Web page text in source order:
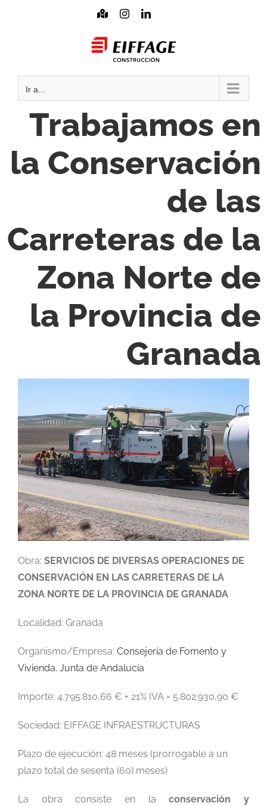
MapaInstagramLinkedIn
Ir a...
Trabajamos en
la Conservación
de las
Carreteras de la
Zona Norte de
la Provincia de
Granada
Obra: SERVICIOS DE DIVERSAS OPERACIONES DE
CONSERVACIÓN EN LAS CARRETERAS DE LA
ZONA NORTE DE LA PROVINCIA DE GRANADA
Localidad: Granada
Organismo/Empresa: Consejería de Fomento y
Vivienda. Junta de Andalucía
Importe: 4.795.810,66 € + 21% IVA = 5.802.930,90 €
Sociedad: EIFFAGE INFRAESTRUCTURAS
Plazo de ejecución: 48 meses (prorrogable a un
plazo total de sesenta (60) meses)
La obra consiste en laconservación y